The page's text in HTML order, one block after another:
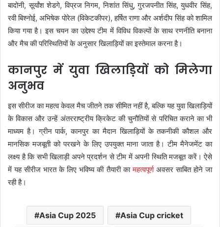
बादोनी, सूर्यांश शेडगे, विप्रज निगम, निशांत सिंधु, गुरजपनीत सिंह, युधवीर सिंह,
रवी बिश्नोई, अभिषेक पोरेल (विकेटकीपर), हर्षित राणा और अर्शदीप सिंह को शामिल
किया गया है। इस चयन का उद्देश्य टीम में विविध विकल्पों के साथ रणनीति बनाना
और मैच की परिस्थितियों के अनुसार खिलाड़ियों का इस्तेमाल करना है।
कानपुर में युवा खिलाड़ियों को मिलेगा
अनुभव
इस सीरीज का महत्व केवल मैच जीतने तक सीमित नहीं है, बल्कि यह युवा खिलाड़ियों
के विकास और उन्हें अंतरराष्ट्रीय क्रिकेट की चुनौतियों से परिचित कराने का भी
माध्यम है। ग्रीन पार्क, कानपुर का मैदान खिलाड़ियों के तकनीकी कौशल और
मानसिक मजबूती को परखने के लिए उपयुक्त माना जाता है। टीम मैनेजमेंट का
लक्ष्य है कि सभी खिलाड़ी अपने प्रदर्शन से टीम में अपनी स्थिति मजबूत करें। ऐसे
में यह सीरीज भारत के लिए भविष्य की तैयारी कामहत्वपूर्णअवसर साबित होने जा
रही है।
Asia Cup 2025 Asia Cup cricket